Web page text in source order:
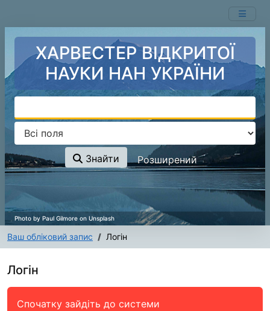
ХАРВЕСТЕР ВІДКРИТОЇ
НАУКИ НАН УКРАЇНИ
Знайти Розширений
Ваш обліковий запис Логін
Логін
Спочатку зайдіть до системи